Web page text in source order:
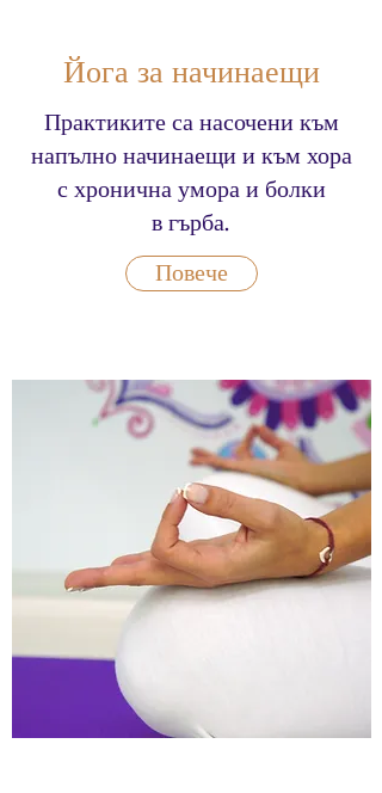
Йога за начинаещи
Практиките са насочени към
напълно начинаещи и към хора
с хронична умора и болки
в гърба.
Повече